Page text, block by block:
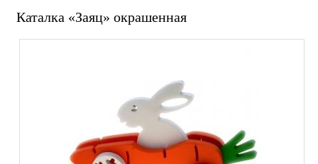
Каталка «Заяц» окрашенная